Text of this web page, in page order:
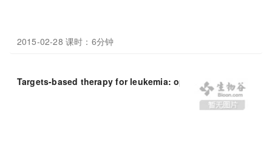
2015-02-28 课时：6分钟
Targets-based therapy for leukemia: opportunity and ch